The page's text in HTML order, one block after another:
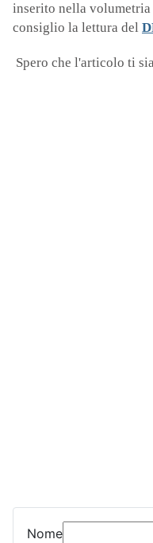
inserito nella
consiglio la lettura del
Spero che l'articolo ti
Nome